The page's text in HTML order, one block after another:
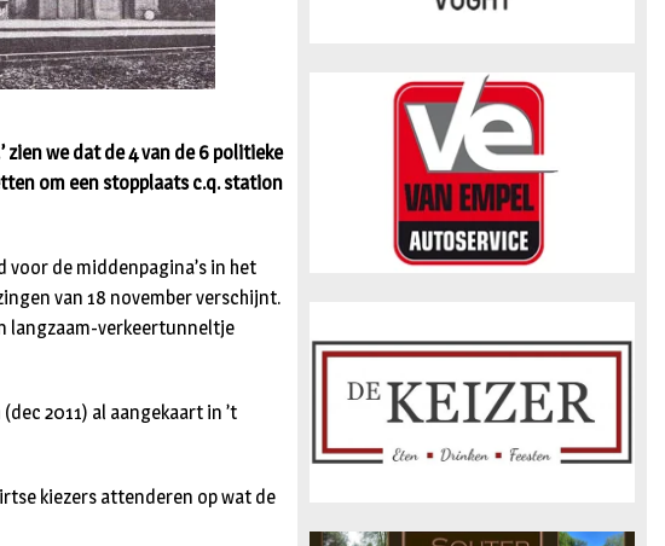
zien we dat de 4 van de 6 politieke
om een stopplaats c.q. station
de middenpagina’s in het
van 18 november verschijnt.
langzaam-verkeertunneltje
2011) al aangekaart in ’t
kiezers attenderen op wat de